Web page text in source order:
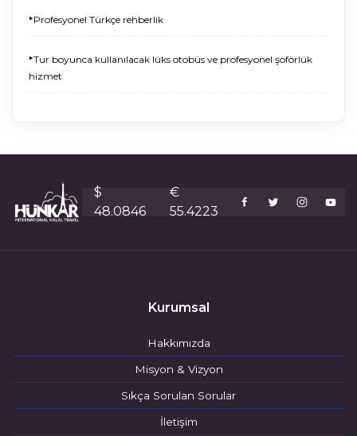
‣Profesyonel Türkçe rehberlik
‣Tur boyunca kullanılacak lüks otobüs ve profesyonel şoförlük
hizmet
$
48.0846
€
55.4223
Kurumsal
Hakkımızda
Misyon & Vizyon
Sıkça Sorulan Sorular
İletişim